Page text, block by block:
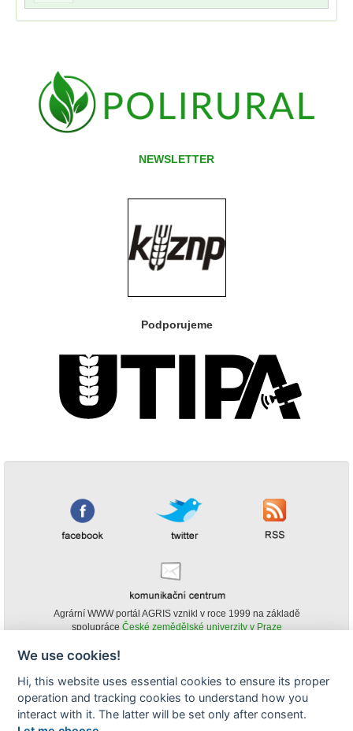
NEWSLETTER
Podporujeme
Agrární WWW portál AGRIS vznikl v roce 1999 na základě
spolupráce České zemědělské univerzity v Praze
obsahu agrárního WWW portálu AGRIS je možné
(pokud není uvedeno jinak) pouze za podmínky uvedení zdroje v podobě
www.agris.cz a data publikace v AGRISu.
We use cookies!
Hi, this website uses essential cookies to ensure its proper
operation and tracking cookies to understand how you
interact with it. The latter will be set only after consent.